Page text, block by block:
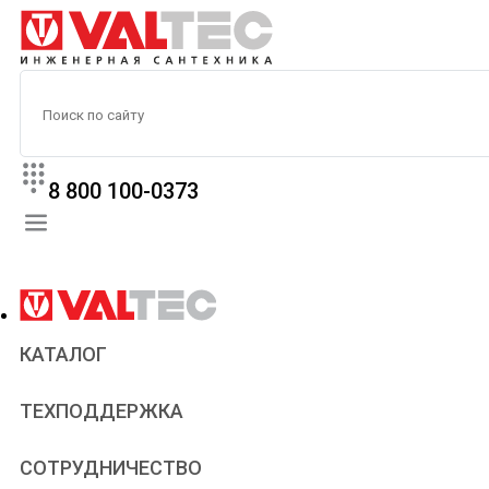
8 800 100-0373
КАТАЛОГ
ТЕХПОДДЕРЖКА
Паспорта и сертификаты
Статьи
СОТРУДНИЧЕСТВО
Сантехникам